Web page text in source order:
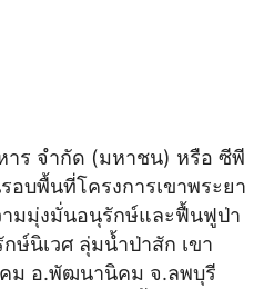
ร จำกัด (มหาชน) หรือ ซีพี
บพื้นที่โครงการเขาพระยา
ามมุ่งมั่นอนุรักษ์และฟื้นฟูป่า
ษ์นิเวศ ลุ่มน้ำป่าสัก เขา
ม อ.พัฒนานิคม จ.ลพบุรี